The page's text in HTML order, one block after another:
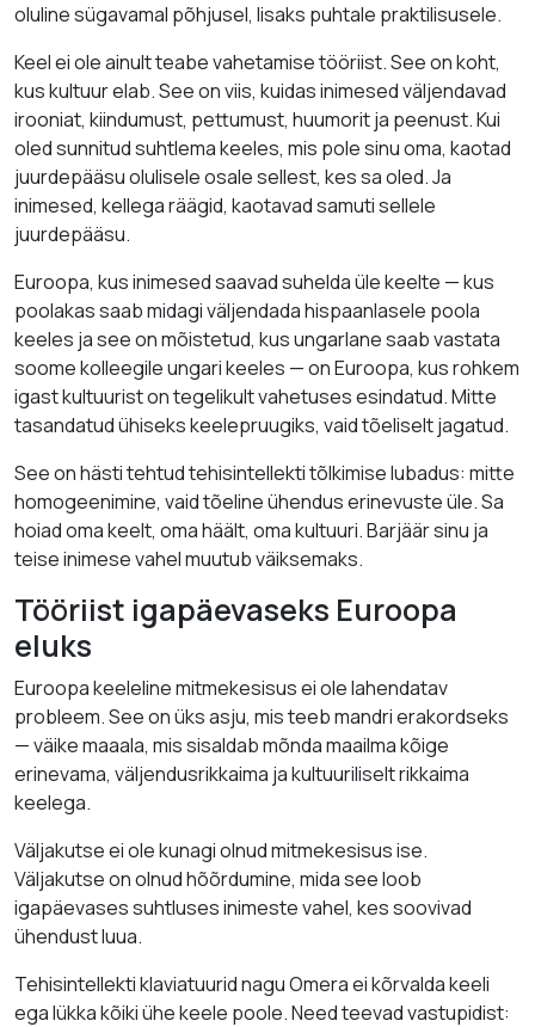
oluline sügavamal põhjusel, lisaks puhtale praktilisusele.
Keel ei ole ainult teabe vahetamise tööriist. See on koht,
kus kultuur elab. See on viis, kuidas inimesed väljendavad
irooniat, kiindumust, pettumust, huumorit ja peenust. Kui
oled sunnitud suhtlema keeles, mis pole sinu oma, kaotad
juurdepääsu olulisele osale sellest, kes sa oled. Ja
inimesed, kellega räägid, kaotavad samuti sellele
juurdepääsu.
Euroopa, kus inimesed saavad suhelda üle keelte — kus
poolakas saab midagi väljendada hispaanlasele poola
keeles ja see on mõistetud, kus ungarlane saab vastata
soome kolleegile ungari keeles — on Euroopa, kus rohkem
igast kultuurist on tegelikult vahetuses esindatud. Mitte
tasandatud ühiseks keelepruugiks, vaid tõeliselt jagatud.
See on hästi tehtud tehisintellekti tõlkimise lubadus: mitte
homogeenimine, vaid tõeline ühendus erinevuste üle. Sa
hoiad oma keelt, oma häält, oma kultuuri. Barjäär sinu ja
teise inimese vahel muutub väiksemaks.
Tööriist igapäevaseks Euroopa
eluks
Euroopa keeleline mitmekesisus ei ole lahendatav
probleem. See on üks asju, mis teeb mandri erakordseks
— väike maaala, mis sisaldab mõnda maailma kõige
erinevama, väljendusrikkaima ja kultuuriliselt rikkaima
keelega.
Väljakutse ei ole kunagi olnud mitmekesisus ise.
Väljakutse on olnud hõõrdumine, mida see loob
igapäevases suhtluses inimeste vahel, kes soovivad
ühendust luua.
Tehisintellekti klaviatuurid nagu Omera ei kõrvalda keeli
ega lükka kõiki ühe keele poole. Need teevad vastupidist: